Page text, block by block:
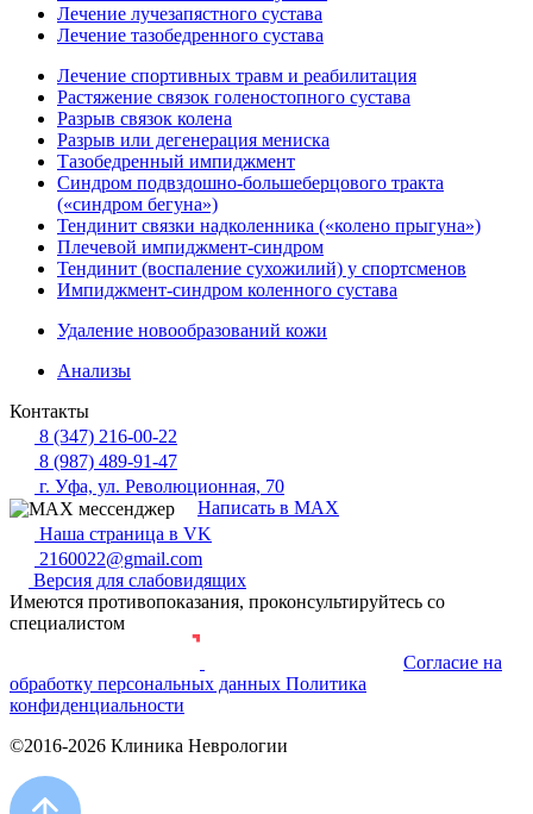
Лечение лучезапястного сустава
Лечение тазобедренного сустава
Лечение спортивных травм и реабилитация
Растяжение связок голеностопного сустава
Разрыв связок колена
Разрыв или дегенерация мениска
Тазобедренный импиджмент
Синдром подвздошно-большеберцового тракта
(«синдром бегуна»)
Тендинит связки надколенника («колено прыгуна»)
Плечевой импиджмент-синдром
Тендинит (воспаление сухожилий) у спортсменов
Импиджмент-синдром коленного сустава
Удаление новообразований кожи
Анализы
Контакты
8 (347) 216-00-22
8 (987) 489-91-47
г. Уфа, ул. Революционная, 70
Написать в MAX
Наша страница в VK
2160022@gmail.com
Версия для слабовидящих
Имеются противопоказания, проконсультируйтесь со
специалистом
Согласие на
обработку персональных данных Политика
конфиденциальности
©2016-2026 Клиника Неврологии